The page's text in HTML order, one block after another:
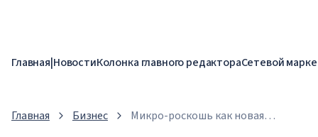
Главная|НовостиКолонка главного редактораСетевой
Главная Бизнес
Микро-роскошь как новая